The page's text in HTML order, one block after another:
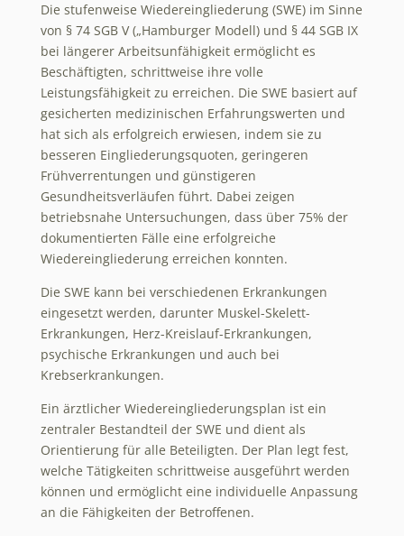
Die stufenweise Wiedereingliederung (SWE) im Sinne
von § 74 SGB V („Hamburger Modell) und § 44 SGB IX
bei längerer Arbeitsunfähigkeit ermöglicht es
Beschäftigten, schrittweise ihre volle
Leistungsfähigkeit zu erreichen. Die SWE basiert auf
gesicherten medizinischen Erfahrungswerten und
hat sich als erfolgreich erwiesen, indem sie zu
besseren Eingliederungsquoten, geringeren
Frühverrentungen und günstigeren
Gesundheitsverläufen führt. Dabei zeigen
betriebsnahe Untersuchungen, dass über 75% der
dokumentierten Fälle eine erfolgreiche
Wiedereingliederung erreichen konnten.
Die SWE kann bei verschiedenen Erkrankungen
eingesetzt werden, darunter Muskel-Skelett-
Erkrankungen, Herz-Kreislauf-Erkrankungen,
psychische Erkrankungen und auch bei
Krebserkrankungen.
Ein ärztlicher Wiedereingliederungsplan ist ein
zentraler Bestandteil der SWE und dient als
Orientierung für alle Beteiligten. Der Plan legt fest,
welche Tätigkeiten schrittweise ausgeführt werden
können und ermöglicht eine individuelle Anpassung
an die Fähigkeiten der Betroffenen.